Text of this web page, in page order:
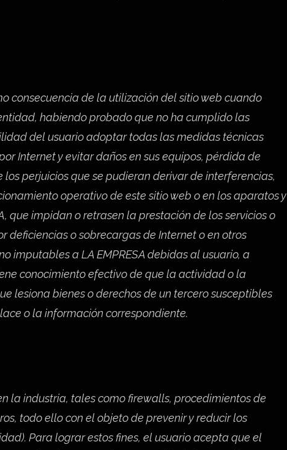
consecuencia de la utilización del sitio web cuando
habiendo probado que no ha cumplido las
del usuario adoptar todas las medidas técnicas
Internet y evitar daños en sus equipos, pérdida de
perjuicios que se pudieran derivar de interferencias,
operativo de este sitio web o en los aparatos y
que impidan o retrasen la prestación de los servicios o
deficiencias o sobrecargas de Internet o en otros
imputables a LA EMPRESA debidas al usuario, a
conocimiento efectivo de que la actividad o la
lesiona bienes o derechos de un tercero susceptibles
o la información correspondiente.
la industria, tales como firewalls, procedimientos de
todo ello con el objeto de prevenir y reducir los
Para lograr estos fines, el usuario acepta que el